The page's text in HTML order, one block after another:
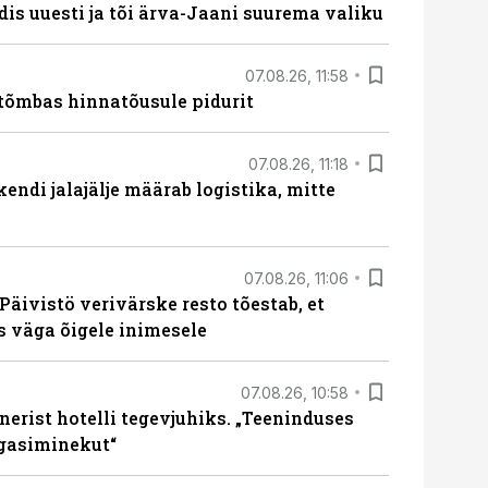
uuesti ja tõi ärva-Jaani suurema valiku
07.08.26, 11:58
hinnatõusule pidurit
07.08.26, 11:18
jalajälje määrab logistika, mitte
07.08.26, 11:06
verivärske resto tõestab, et
väga õigele inimesele
07.08.26, 10:58
hotelli tegevjuhiks. „Teeninduses